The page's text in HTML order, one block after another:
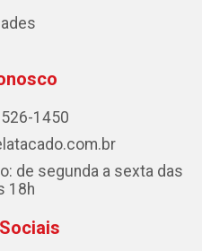
1450
de segunda a sexta das
18h